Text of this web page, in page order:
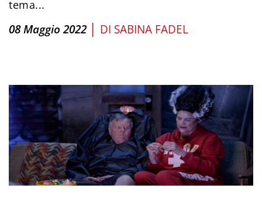
tema...
08 Maggio 2022 | DI SABINA FADEL